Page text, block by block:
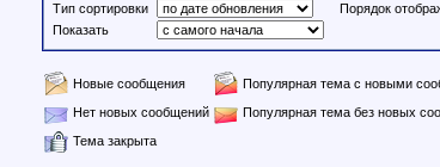
Тип сортировки
Порядок
Показать
Новые сообщения
Популярная тема с новыми
Нет новых сообщений
Популярная тема без новых
Тема закрыта